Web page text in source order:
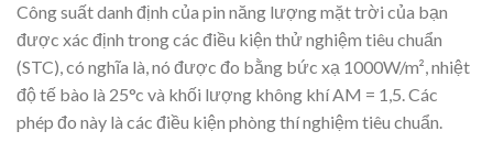
Công suất danh định của pin năng lượng mặt trời của bạn
được xác định trong các điều kiện thử nghiệm tiêu chuẩn
(STC), có nghĩa là, nó được đo bằng bức xạ 1000W/m², nhiệt
độ tế bào là 25°c và khối lượng không khí AM = 1,5. Các
phép đo này là các điều kiện phòng thí nghiệm tiêu chuẩn.